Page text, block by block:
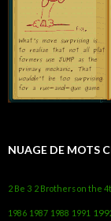
NUAGE DE MOTS
2 Be 3 2 Brothers on the
1986 1987 1988 1991